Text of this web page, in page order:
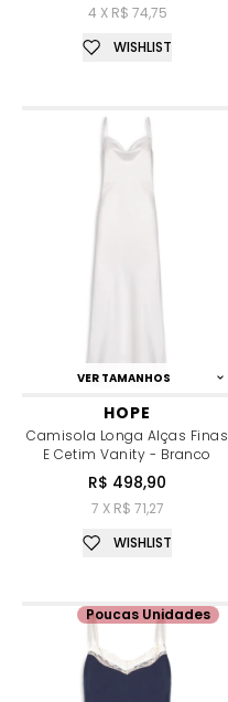
4 X R$ 74,75
WISHLIST
VER TAMANHOS
HOPE
Camisola Longa Alças Finas
E Cetim Vanity - Branco
R$ 498,90
7 X R$ 71,27
WISHLIST
Poucas Unidades